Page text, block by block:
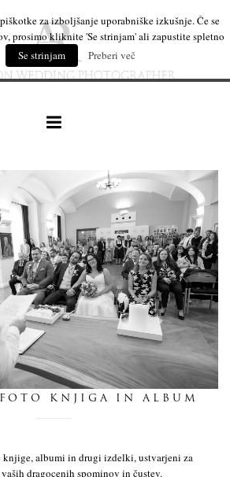
naše delo
leseni izdelki
mi
dnevnik
KNJIGA IN ALBUM
knjige, albumi in drugi izdelki, ustvarjeni za
dragocenih spominov in čustev.
za izboljšanje uporabniške izkušnje. Če se
prosimo kliknite 'Se strinjam' ali zapustite spletno
Se strinjam Preberi več